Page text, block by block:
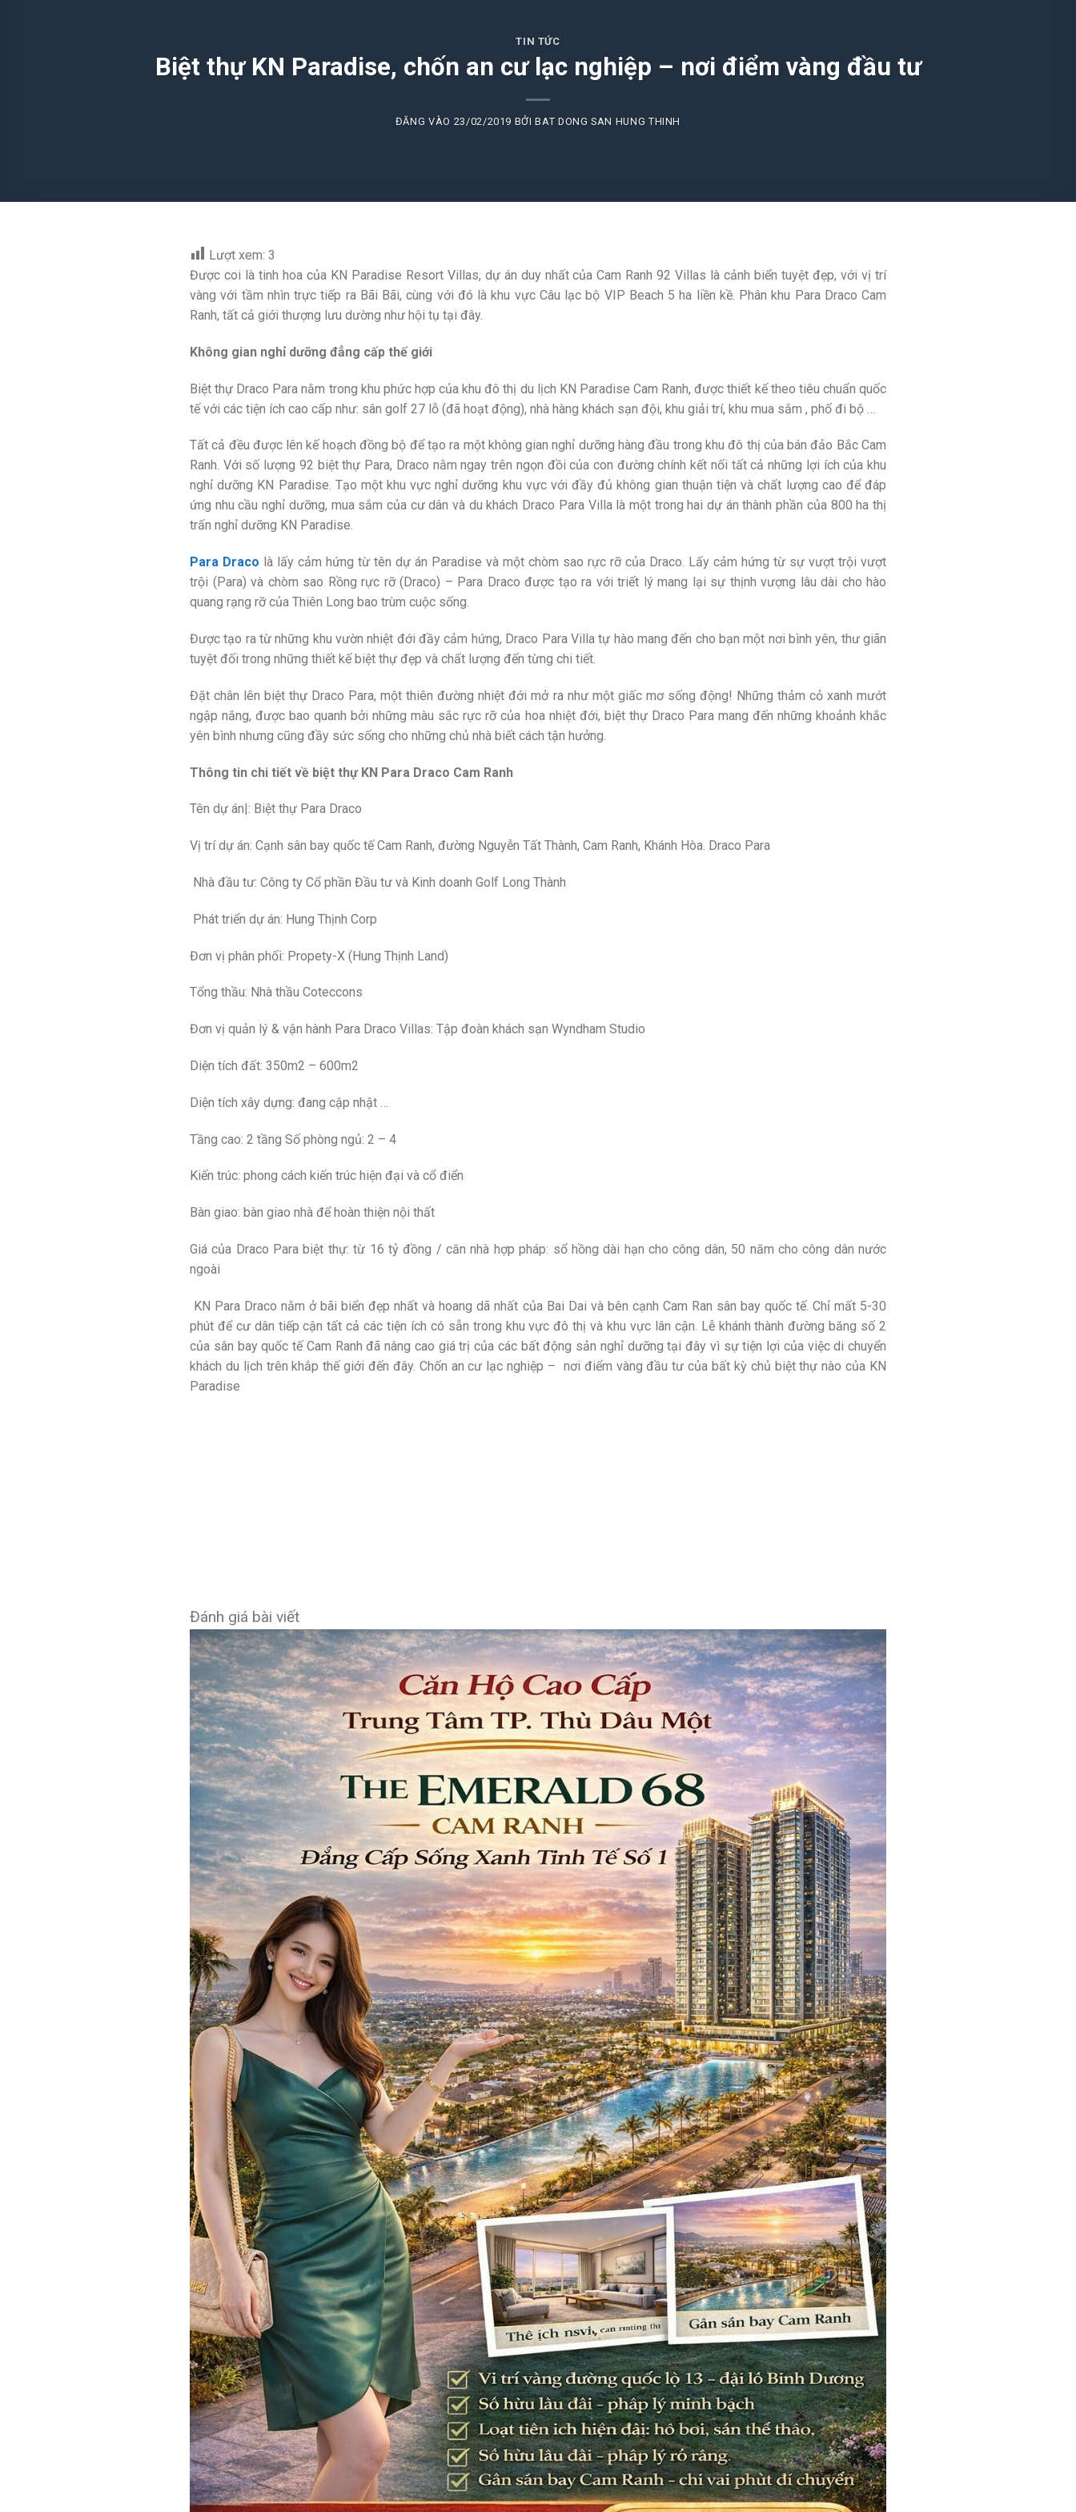
TIN TỨC
Biệt thự KN Paradise, chốn an cư lạc nghiệp – nơi điểm vàng đầu tư
ĐĂNG VÀO 23/02/2019 BỞIBAT DONG SAN HUNG THINH
Lượt xem: 3
Được coi là tinh hoa của KN Paradise Resort Villas, dự án duy nhất của Cam Ranh 92 Villas là cảnh biển tuyệt đẹp, với vị trí
vàng với tầm nhìn trực tiếp ra Bãi Bãi, cùng với đó là khu vực Câu lạc bộ VIP Beach 5 ha liền kề. Phân khu Para Draco Cam
Ranh, tất cả giới thượng lưu dường như hội tụ tại đây.
Không gian nghỉ dưỡng đẳng cấp thế giới
Biệt thự Draco Para nằm trong khu phức hợp của khu đô thị du lịch KN Paradise Cam Ranh, được thiết kế theo tiêu chuẩn quốc
tế với các tiện ích cao cấp như: sân golf 27 lỗ (đã hoạt động), nhà hàng khách sạn đội, khu giải trí, khu mua sắm , phố đi bộ …
Tất cả đều được lên kế hoạch đồng bộ để tạo ra một không gian nghỉ dưỡng hàng đầu trong khu đô thị của bán đảo Bắc Cam
Ranh. Với số lượng 92 biệt thự Para, Draco nằm ngay trên ngọn đồi của con đường chính kết nối tất cả những lợi ích của khu
nghỉ dưỡng KN Paradise. Tạo một khu vực nghỉ dưỡng khu vực với đầy đủ không gian thuận tiện và chất lượng cao để đáp
ứng nhu cầu nghỉ dưỡng, mua sắm của cư dân và du khách Draco Para Villa là một trong hai dự án thành phần của 800 ha thị
trấn nghỉ dưỡng KN Paradise.
Para Draco là lấy cảm hứng từ tên dự án Paradise và một chòm sao rực rỡ của Draco. Lấy cảm hứng từ sự vượt trội vượt
trội (Para) và chòm sao Rồng rực rỡ (Draco) – Para Draco được tạo ra với triết lý mang lại sự thịnh vượng lâu dài cho hào
quang rạng rỡ của Thiên Long bao trùm cuộc sống.
Được tạo ra từ những khu vườn nhiệt đới đầy cảm hứng, Draco Para Villa tự hào mang đến cho bạn một nơi bình yên, thư giãn
tuyệt đối trong những thiết kế biệt thự đẹp và chất lượng đến từng chi tiết.
Đặt chân lên biệt thự Draco Para, một thiên đường nhiệt đới mở ra như một giấc mơ sống động! Những thảm cỏ xanh mướt
ngập nắng, được bao quanh bởi những màu sắc rực rỡ của hoa nhiệt đới, biệt thự Draco Para mang đến những khoảnh khắc
yên bình nhưng cũng đầy sức sống cho những chủ nhà biết cách tận hưởng.
Thông tin chi tiết về biệt thự KN Para Draco Cam Ranh
Tên dự án|: Biệt thự Para Draco
Vị trí dự án: Cạnh sân bay quốc tế Cam Ranh, đường Nguyễn Tất Thành, Cam Ranh, Khánh Hòa. Draco Para
Nhà đầu tư: Công ty Cổ phần Đầu tư và Kinh doanh Golf Long Thành
Phát triển dự án: Hung Thịnh Corp
Đơn vị phân phối: Propety-X (Hung Thịnh Land)
Tổng thầu: Nhà thầu Coteccons
Đơn vị quản lý & vận hành Para Draco Villas: Tập đoàn khách sạn Wyndham Studio
Diện tích đất: 350m2 – 600m2
Diện tích xây dựng: đang cập nhật …
Tầng cao: 2 tầng Số phòng ngủ: 2 – 4
Kiến ​​trúc: phong cách kiến ​​trúc hiện đại và cổ điển
Bàn giao: bàn giao nhà để hoàn thiện nội thất
Giá của Draco Para biệt thự: từ 16 tỷ đồng / căn nhà hợp pháp: sổ hồng dài hạn cho công dân, 50 năm cho công dân nước
ngoài
KN Para Draco nằm ở bãi biển đẹp nhất và hoang dã nhất của Bai Dai và bên cạnh Cam Ran sân bay quốc tế. Chỉ mất 5-30
phút để cư dân tiếp cận tất cả các tiện ích có sẵn trong khu vực đô thị và khu vực lân cận. Lễ khánh thành đường băng số 2
của sân bay quốc tế Cam Ranh đã nâng cao giá trị của các bất động sản nghỉ dưỡng tại đây vì sự tiện lợi của việc di chuyển
khách du lịch trên khắp thế giới đến đây. Chốn an cư lạc nghiệp – nơi điểm vàng đầu tư của bất kỳ chủ biệt thự nào của KN
Paradise
Đánh giá bài viết